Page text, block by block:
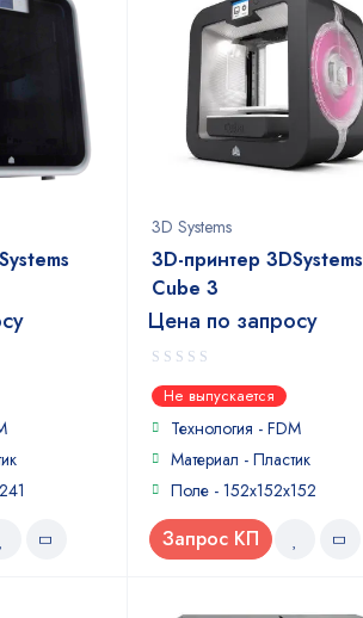
3D Systems
3D-принтер 3DSystems
Cube 3
Цена по запросу
0
out
of
Не выпускается
Технология - FDM
Материал - Пластик
Поле - 152x152x152
Запрос КП